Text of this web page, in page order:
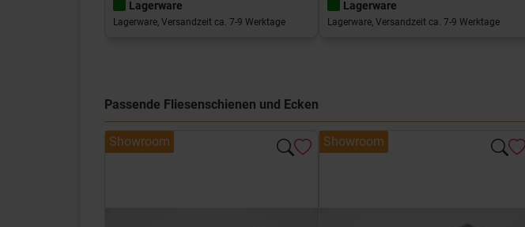
Lagerware
Lagerware, Versandzeit ca. 7-9 Werktage
Lagerware
Lagerware, Versandzeit ca. 7-9 Werktage
Passende Fliesenschienen und Ecken
Showroom Showroom